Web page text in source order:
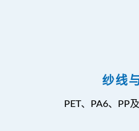
纱线
PET、PA6、PP